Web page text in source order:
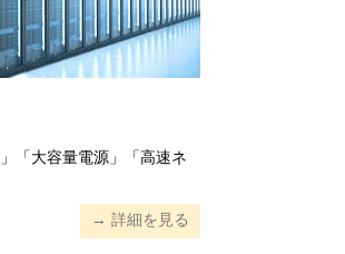
「大容量電源」「高速ネ
→ 詳細を見る